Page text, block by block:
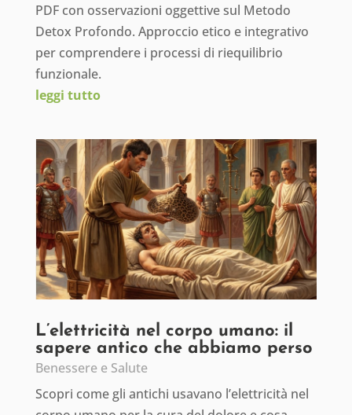
PDF con osservazioni oggettive sul Metodo
Detox Profondo. Approccio etico e integrativo
per comprendere i processi di riequilibrio
funzionale.
leggi tutto
L’elettricità nel corpo umano: il
sapere antico che abbiamo perso
Benessere e Salute
Scopri come gli antichi usavano l’elettricità nel